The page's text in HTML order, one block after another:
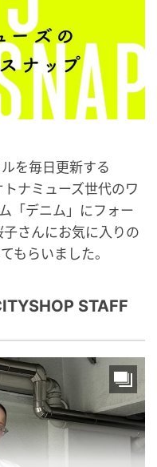
を毎日更新する
トナミューズ世代のワ
「デニム」にフォー
子さんにお気に入りの
もらいました。
STAFF